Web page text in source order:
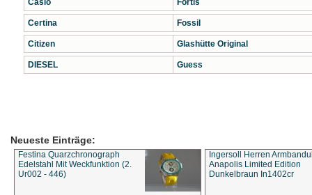
Casio
Certina
Citizen
DIESEL
Fortis
Fossil
Glashütte Original
Guess
Neueste Einträge:
Festina Quarzchronograph
Edelstahl Mit Weckfunktion (2.
Ur002 - 446)
Ingersoll Herren
Anapolis Limited Edition
Dunkelbraun In1402cr